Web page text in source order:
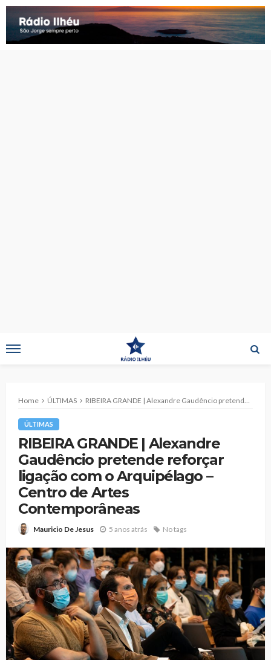
Home ÚLTIMAS RIBEIRA GRANDE | Alexandre Gaudêncio pretende reforçar ligação com o Arquipélago – Centro de Artes Contemporâneas
ÚLTIMAS
RIBEIRA GRANDE | Alexandre
Gaudêncio pretende reforçar
ligação com o Arquipélago –
Centro de Artes
Contemporâneas
Mauricio De Jesus 5 anos atrás No tags